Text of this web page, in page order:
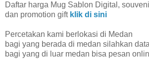
Daftar harga Mug Sablon Digital,
dan promotion gift klik di sini
Percetakan kami berlokasi di Medan
bagi yang berada di medan silahkan
bagi yang di luar medan bisa pesan